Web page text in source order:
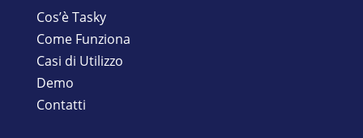
Cos’è Tasky
Come Funziona
Casi di Utilizzo
Demo
Contatti